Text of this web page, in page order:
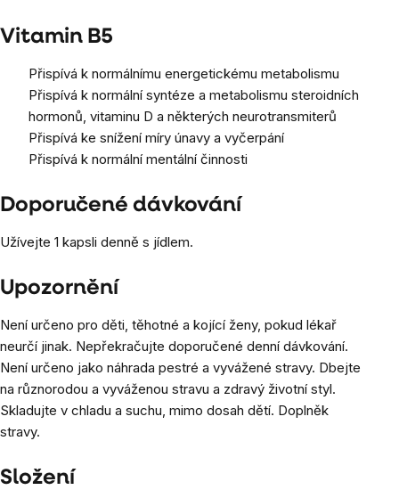
Vitamin B5
Přispívá k normálnímu energetickému metabolismu
Přispívá k normální syntéze a metabolismu steroidních
hormonů, vitaminu D a některých neurotransmiterů
Přispívá ke snížení míry únavy a vyčerpání
Přispívá k normální mentální činnosti
Doporučené dávkování
Užívejte 1 kapsli denně s jídlem.
Upozornění
Není určeno pro děti, těhotné a kojící ženy, pokud lékař
neurčí jinak. Nepřekračujte doporučené denní dávkování.
Není určeno jako náhrada pestré a vyvážené stravy. Dbejte
na různorodou a vyváženou stravu a zdravý životní styl.
Skladujte v chladu a suchu, mimo dosah dětí. Doplněk
stravy.
Složení